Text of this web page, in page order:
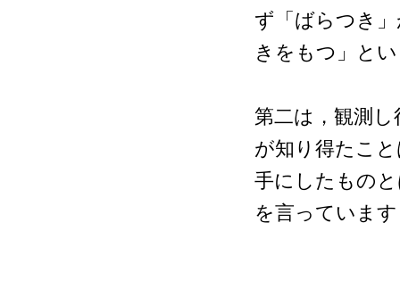
ず「ばらつき
きをもつ」と
第二は，観測
が知り得たこ
手にしたもの
を言っていま